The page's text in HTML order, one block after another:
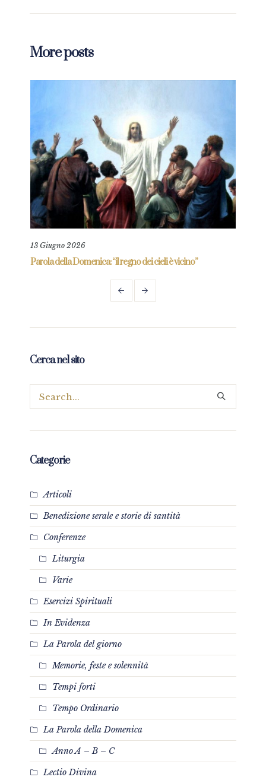
More posts
13 Giugno 2026
Parola della Domenica: “il regno dei cieli è vicino”
Cerca nel sito
Categorie
Articoli
Benedizione serale e storie di santità
Conferenze
Liturgia
Varie
Esercizi Spirituali
In Evidenza
La Parola del giorno
Memorie, feste e solennità
Tempi forti
Tempo Ordinario
La Parola della Domenica
Anno A – B – C
Lectio Divina